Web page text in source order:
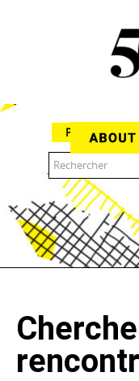
Parcourir